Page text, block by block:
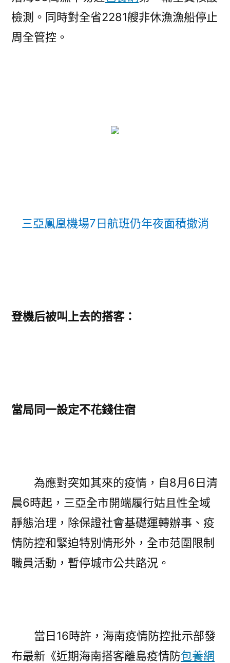
檢測。同時對全省2281艘非休漁漁船停止
周全管控。
三亞鳳凰機場7日航班仍年夜面積撤消
登機后被叫上去的搭客：
當局同一設定不花錢住宿
為應對突如其來的疫情，自8月6日清
晨6時起，三亞全市開端履行姑且性全域
靜態治理，除保證社會基礎運轉辦事、疫
情防控和緊迫特別情形外，全市范圍限制
職員活動，暫停城市公共路況。
當日16時許，海南疫情防控批示部發
布最新《近期海南搭客離島疫情防包養網